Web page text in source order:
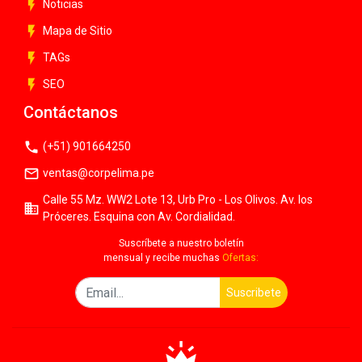
flash_on Noticias
flash_on Mapa de Sitio
flash_on TAGs
flash_on SEO
Contáctanos
phone (+51) 901664250
mail_outline ventas@corpelima.pe
business
Calle 55 Mz. WW2 Lote 13, Urb Pro - Los Olivos. Av. los
Próceres. Esquina con Av. Cordialidad.
Suscríbete a nuestro boletín
mensual y recibe muchas Ofertas:
Suscribete